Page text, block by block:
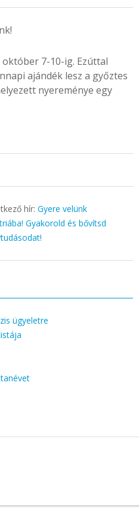
7-10-ig. Ezúttal
ajándék lesz a győztes
nyereménye egy
hír:Gyere velünk
Gyakorold és bővítsd
ügyeletre